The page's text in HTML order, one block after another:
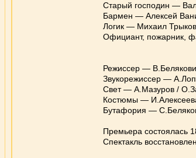
Старый господин —
Бармен — Алексей
Логик — Михаил
Официант, пожарник,
Режиссер —
Звукорежиссер —
Свет — А.Мазуров /
Костюмы —
Бутафория —
Премьера состоялась
Спектакль